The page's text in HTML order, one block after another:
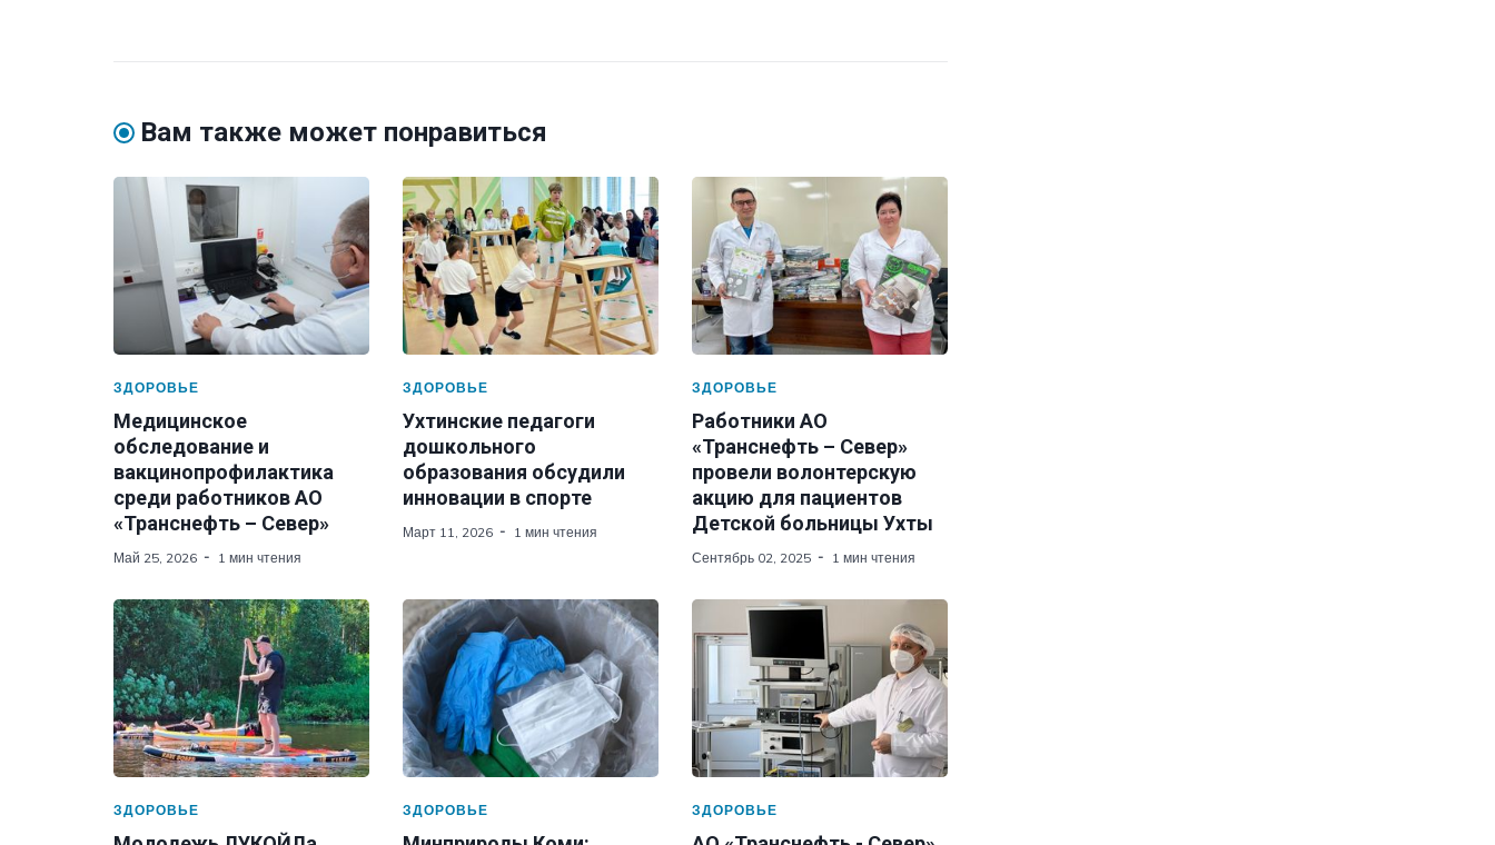
Вам также может понравиться
ЗДОРОВЬЕ
Медицинское
обследование и
вакцинопрофилактика
среди работников АО
«Транснефть – Север»
Май 25, 2026 1 мин чтения
ЗДОРОВЬЕ
Ухтинские педагоги
дошкольного
образования обсудили
инновации в спорте
Март 11, 2026 1 мин чтения
ЗДОРОВЬЕ
Работники АО
«Транснефть – Север»
провели волонтерскую
акцию для пациентов
Детской больницы Ухты
Сентябрь 02, 2025 1 мин чтения
ЗДОРОВЬЕ ЗДОРОВЬЕ ЗДОРОВЬЕ